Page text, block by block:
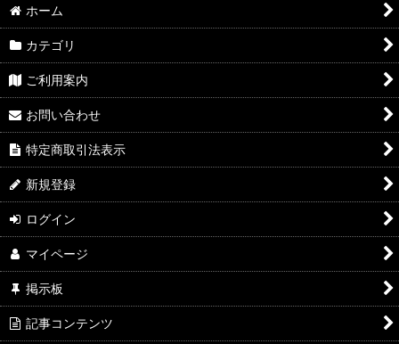
ホーム
カテゴリ
ご利用案内
お問い合わせ
特定商取引法表示
新規登録
ログイン
マイページ
掲示板
記事コンテンツ